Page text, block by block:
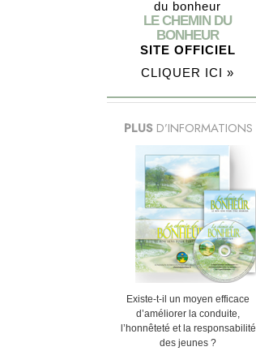
LE CHEMIN DU
BONHEUR
SITE OFFICIEL
CLIQUER ICI »
PLUS D’INFORMATIONS
Existe-t-il un moyen efficace
d’améliorer la conduite,
l’honnêteté et la responsabilité
des jeunes ?